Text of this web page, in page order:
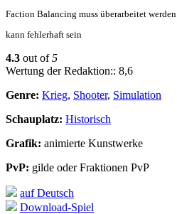
Faction Balancing muss überarbeitet werden
kann fehlerhaft sein
4.3 out of5
Wertung der Redaktion:: 8,6
Genre: Krieg, Shooter, Simulation
Schauplatz: Historisch
Grafik: animierte Kunstwerke
PvP: gilde oder Fraktionen PvP
auf Deutsch
Download-Spiel